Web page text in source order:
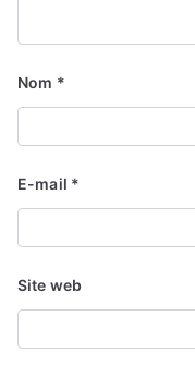
Nom *
E-mail *
Site web